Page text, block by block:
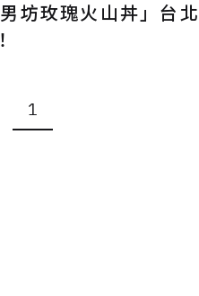
坊玫瑰火山丼」台北
1